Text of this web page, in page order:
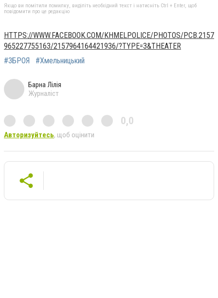
Якщо ви помітили помилку, виділіть необхідний текст і натисніть Ctrl + Enter, щоб
повідомити про це редакцію
HTTPS://WWW.FACEBOOK.COM/KHMELPOLICE/PHOTOS/PCB.2157
965227755163/2157964164421936/?TYPE=3&THEATER
#ЗБРОЯ
#Хмельницький
Барна Лілія
Журналіст
0,0
Авторизуйтесь, щоб оцінити